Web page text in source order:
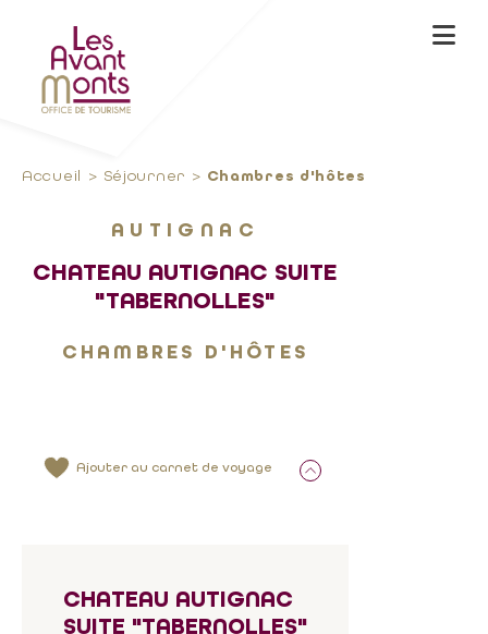
Accueil Séjourner Chambres d'hôtes
AUTIGNAC
CHATEAU AUTIGNAC SUITE
"TABERNOLLES"
CHAMBRES D'HÔTES
Ajouter au carnet de voyage
CHATEAU AUTIGNAC
SUITE "TABERNOLLES"